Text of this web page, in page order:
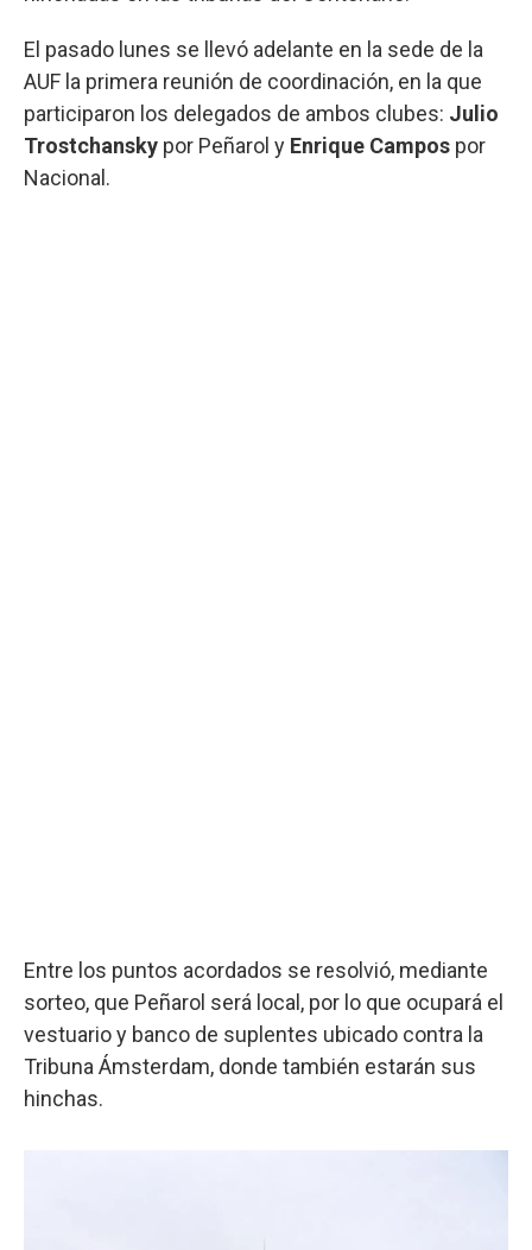
El pasado lunes se llevó adelante en la sede de la
AUF la primera reunión de coordinación, en la que
participaron los delegados de ambos clubes: Julio
Trostchansky por Peñarol y Enrique Campos por
Nacional.
Entre los puntos acordados se resolvió, mediante
sorteo, que Peñarol será local, por lo que ocupará el
vestuario y banco de suplentes ubicado contra la
Tribuna Ámsterdam, donde también estarán sus
hinchas.